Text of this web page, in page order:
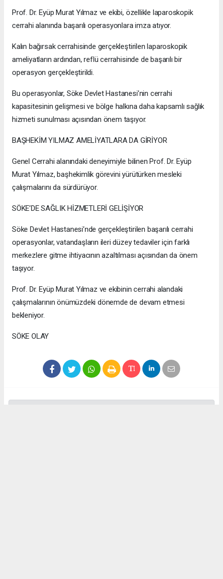
Prof. Dr. Eyüp Murat Yılmaz ve ekibi, özellikle laparoskopik
cerrahi alanında başarılı operasyonlara imza atıyor.
Kalın bağırsak cerrahisinde gerçekleştirilen laparoskopik
ameliyatların ardından, reflü cerrahisinde de başarılı bir
operasyon gerçekleştirildi.
Bu operasyonlar, Söke Devlet Hastanesi’nin cerrahi
kapasitesinin gelişmesi ve bölge halkına daha kapsamlı sağlık
hizmeti sunulması açısından önem taşıyor.
BAŞHEKİM YILMAZ AMELİYATLARA DA GİRİYOR
Genel Cerrahi alanındaki deneyimiyle bilinen Prof. Dr. Eyüp
Murat Yılmaz, başhekimlik görevini yürütürken mesleki
çalışmalarını da sürdürüyor.
SÖKE’DE SAĞLIK HİZMETLERİ GELİŞİYOR
Söke Devlet Hastanesi’nde gerçekleştirilen başarılı cerrahi
operasyonlar, vatandaşların ileri düzey tedaviler için farklı
merkezlere gitme ihtiyacının azaltılması açısından da önem
taşıyor.
Prof. Dr. Eyüp Murat Yılmaz ve ekibinin cerrahi alandaki
çalışmalarının önümüzdeki dönemde de devam etmesi
bekleniyor.
SÖKE OLAY